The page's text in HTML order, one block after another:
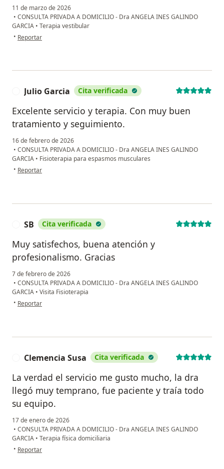
11 de marzo de 2026
• CONSULTA PRIVADA A DOMICILIO - Dra ANGELA INES GALINDO
GARCIA • Terapia vestibular
• en opinión del usuario CpC
Reportar
Julio Garcia Cita verificada
Excelente servicio y terapia. Con muy buen
tratamiento y seguimiento.
16 de febrero de 2026
• CONSULTA PRIVADA A DOMICILIO - Dra ANGELA INES GALINDO
GARCIA • Fisioterapia para espasmos musculares
• en opinión del usuario Julio Garcia
Reportar
SB Cita verificada
Muy satisfechos, buena atención y
profesionalismo. Gracias
7 de febrero de 2026
• CONSULTA PRIVADA A DOMICILIO - Dra ANGELA INES GALINDO
GARCIA • Visita Fisioterapia
• en opinión del usuario SB
Reportar
Clemencia Susa Cita verificada
La verdad el servicio me gusto mucho, la dra
llegó muy temprano, fue paciente y traía todo
su equipo.
17 de enero de 2026
• CONSULTA PRIVADA A DOMICILIO - Dra ANGELA INES GALINDO
GARCIA • Terapia física domiciliaria
• en opinión del usuario Clemencia Susa
Reportar